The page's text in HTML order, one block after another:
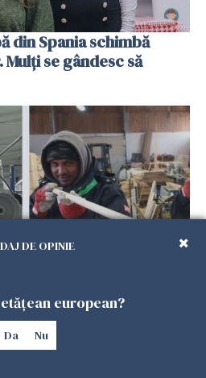
din Spania schimbă
se gândesc să
riscă să piardă
Spaniei
DE OPINIE
european?
Da Nu